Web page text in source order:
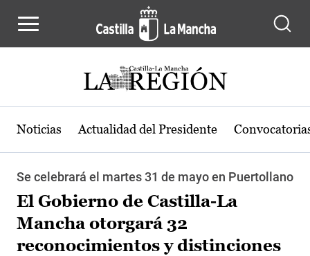
Noticias Actualidad del Presidente
Se celebrará el martes 31 de mayo en Puertollano
El Gobierno de Castilla-La
Mancha otorgará 32
reconocimientos y distinciones